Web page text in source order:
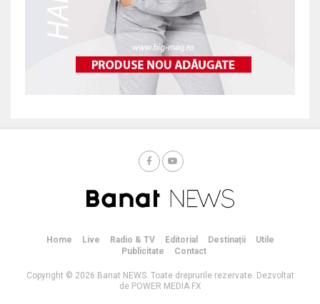
Home Live Radio & TV Editorial Destinații
Utile
Publicitate
Contact
Copyright © 2026 Banat NEWS. Toate dreprurile rezervate. Dezvoltat
de POWER MEDIA FX